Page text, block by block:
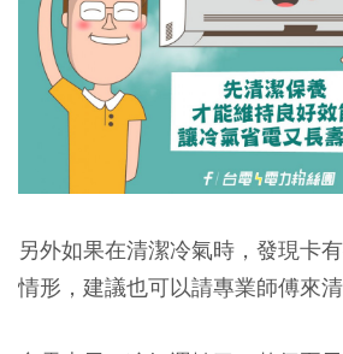
另外如果在清潔冷氣時，發現卡
情形，建議也可以請專業師傅來清